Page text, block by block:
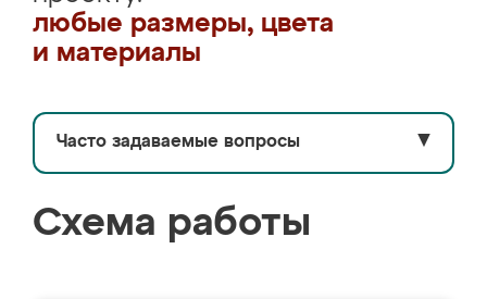
любые размеры, цвета
и материалы
Часто задаваемые вопросы ▼
Схема работы